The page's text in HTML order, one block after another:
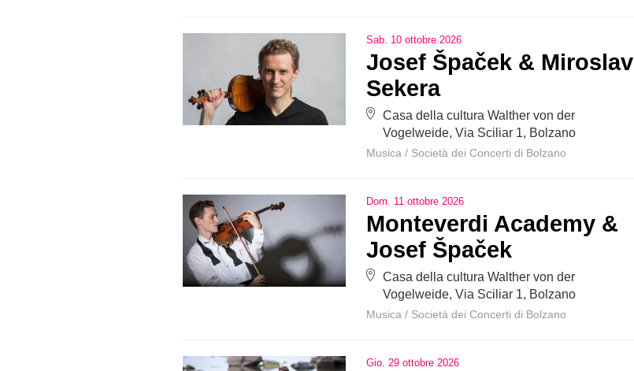
Sab 10 ottobre 2026
Josef Špaček & Miroslav
Sekera
Casa della cultura Walther von der
Vogelweide, Via Sciliar 1, Bolzano
Musica / Società dei Concerti di Bolzano
Dom 11 ottobre 2026
Monteverdi Academy &
Josef Špaček
Casa della cultura Walther von der
Vogelweide, Via Sciliar 1, Bolzano
Musica / Società dei Concerti di Bolzano
Gio 29 ottobre 2026